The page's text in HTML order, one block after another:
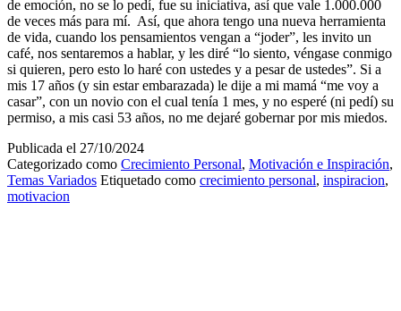
de emoción, no se lo pedí, fue su iniciativa, así que vale 1.000.000
de veces más para mí. Así, que ahora tengo una nueva herramienta
de vida, cuando los pensamientos vengan a “joder”, les invito un
café, nos sentaremos a hablar, y les diré “lo siento, véngase conmigo
si quieren, pero esto lo haré con ustedes y a pesar de ustedes”. Si a
mis 17 años (y sin estar embarazada) le dije a mi mamá “me voy a
casar”, con un novio con el cual tenía 1 mes, y no esperé (ni pedí) su
permiso, a mis casi 53 años, no me dejaré gobernar por mis miedos.
Publicada el 27/10/2024
Categorizado como Crecimiento Personal, Motivación e Inspiración,
Temas Variados Etiquetado como crecimiento personal, inspiracion,
motivacion